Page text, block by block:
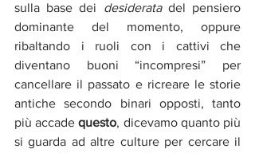
sulla base dei desiderata del pensiero
dominante del momento, oppure
ribaltando i ruoli con i cattivi che
diventano buoni “incompresi” per
cancellare il passato e ricreare le storie
antiche secondo binari opposti, tanto
più accade questo, dicevamo quanto più
si guarda ad altre culture per cercare il